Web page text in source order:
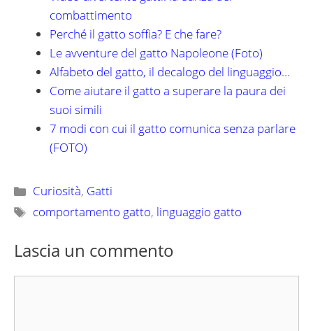
combattimento
Perché il gatto soffia? E che fare?
Le avventure del gatto Napoleone (Foto)
Alfabeto del gatto, il decalogo del linguaggio…
Come aiutare il gatto a superare la paura dei
suoi simili
7 modi con cui il gatto comunica senza parlare
(FOTO)
Categorie
Curiosità, Gatti
Tag
comportamento gatto, linguaggio gatto
Lascia un commento